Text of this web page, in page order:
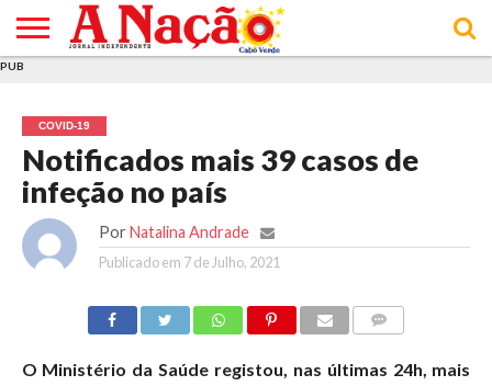
E DE
COOKIES
DE
UTILIZAÇÃO
PUB
COVID-19
Notificados mais 39 casos de
infeção no país
Por Natalina Andrade
Publicado em 7 de Julho, 2021
O Ministério da Saúde registou, nas últimas 24h, mais